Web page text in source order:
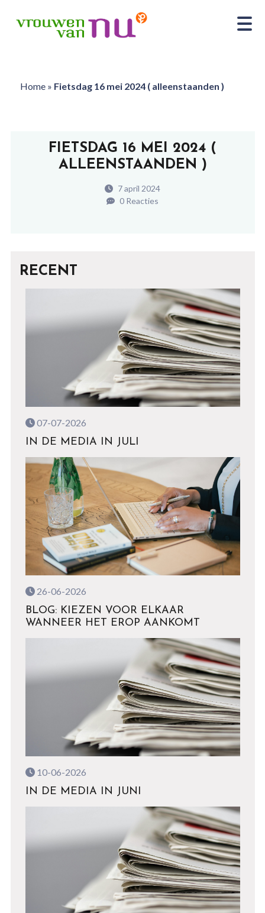
Home» Fietsdag 16 mei 2024 ( alleenstaanden )
FIETSDAG 16 MEI 2024 (
ALLEENSTAANDEN )
7 april 2024
0 Reacties
RECENT
07-07-2026
IN DE MEDIA IN JULI
26-06-2026
BLOG: KIEZEN VOOR ELKAAR
WANNEER HET EROP AANKOMT
10-06-2026
IN DE MEDIA IN JUNI